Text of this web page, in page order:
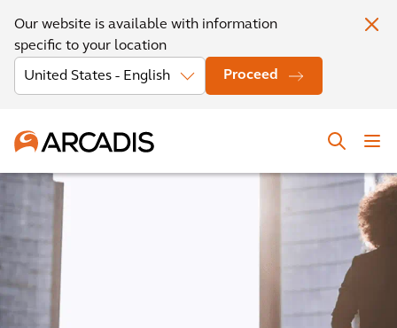
Our website is available with information
specific to your location
Proceed